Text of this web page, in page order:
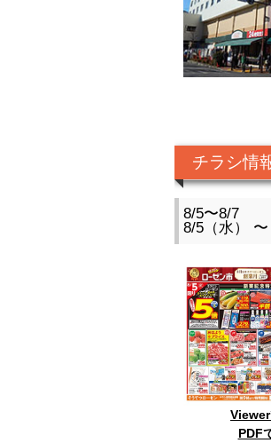
チラシ情
8/5〜8/7
8/5（水） 〜
PDF